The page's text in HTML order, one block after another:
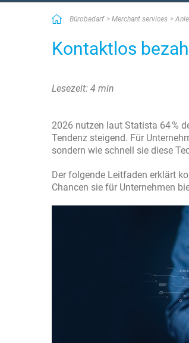
Bürobedarf Merchant services
Kontaktlos
Lesezeit: 4 min
2026 nutzen laut Statista 64 %
Tendenz steigend. Für
sondern wie schnell sie diese
Der folgende Leitfaden erklärt
Chancen sie für Unternehmen